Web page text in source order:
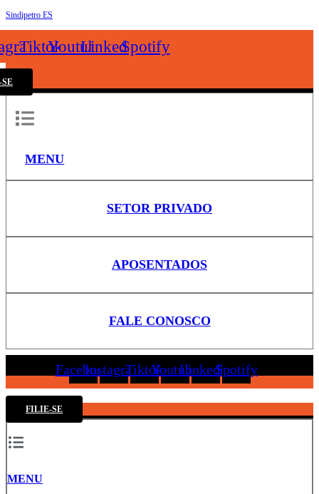
Sindipetro ES
TiktokYoutubeLinkedinSpotify
MENU
SETOR PRIVADO
APOSENTADOS
FALE CONOSCO
FacebookInstagramTiktokYoutubeLinkedinSpotify
FILIE-SE
MENU